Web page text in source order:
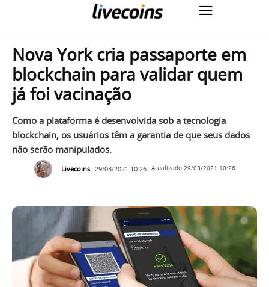
Nova York cria passaporte em
blockchain para validar quem
já foi vacinação
Como a plataforma é desenvolvida sob a tecnologia
blockchain, os usuários têm a garantia de que seus dados
não serão manipulados.
Livecoins 29/03/2021 10:26 Atualizado 29/03/2021 10:26